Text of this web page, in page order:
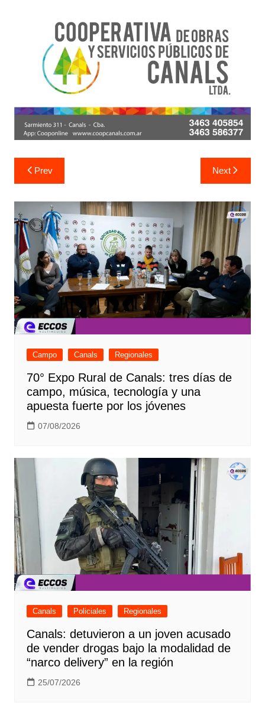
Navegación
de
entradas
Prev Next
Campo Canals Regionales
70° Expo Rural de Canals: tres días de
campo, música, tecnología y una
apuesta fuerte por los jóvenes
07/08/2026
Canals Policiales Regionales
Canals: detuvieron a un joven acusado
de vender drogas bajo la modalidad de
“narco delivery” en la región
25/07/2026